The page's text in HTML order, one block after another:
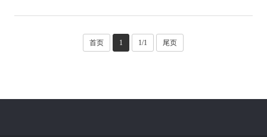
首页 1 1/1 尾页